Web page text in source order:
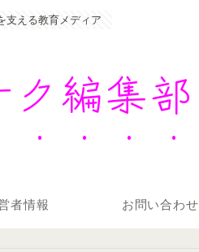
支える教育メディア
ク編集部
者情報 お問い合わせ